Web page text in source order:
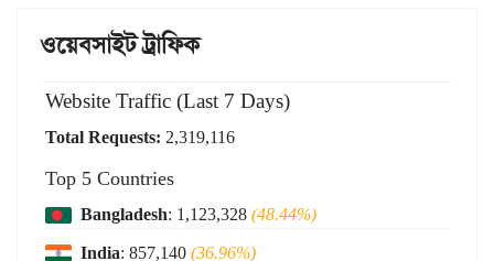
ওয়েবসাইট ট্রাফিক
Website Traffic (Last 7 Days)
Total Requests: 2,319,116
Top 5 Countries
Bangladesh: 1,123,328(48.44%)
India: 857,140(36.96%)